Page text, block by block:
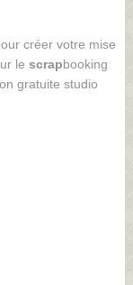
créer votre mise
le scrapbooking
gratuite studio